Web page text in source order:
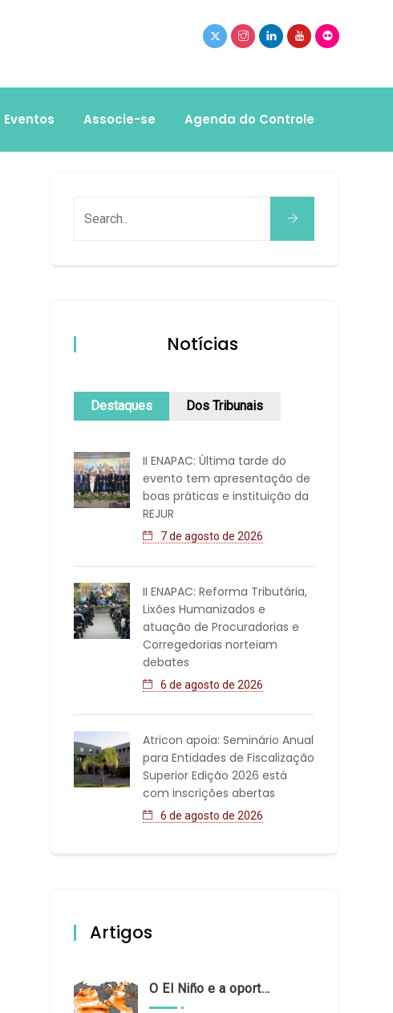
Eventos Associe-se Agenda do Controle
Notícias
Destaques Dos Tribunais
II ENAPAC: Última tarde do
evento tem apresentação de
boas práticas e instituição da
REJUR
7 de agosto de 2026
II ENAPAC: Reforma Tributária,
Lixões Humanizados e
atuação de Procuradorias e
Corregedorias norteiam
debates
6 de agosto de 2026
Atricon apoia: Seminário Anual
para Entidades de Fiscalização
Superior Edição 2026 está
com inscrições abertas
6 de agosto de 2026
Artigos
O El Niño e a oportunidade de fortalecer o controle externo das políticas climáticas